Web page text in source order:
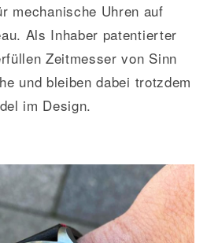
KONTAKT
mechanische Uhren auf
Als Inhaber patentierter
Zeitmesser von Sinn
und bleiben dabei trotzdem
im Design.